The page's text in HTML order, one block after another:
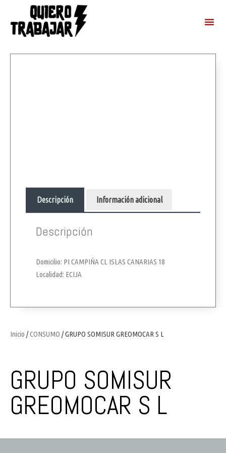
Inicio /CONSUMO / GRUPO SOMISUR GREOMOCAR S L
GRUPO SOMISUR
GREOMOCAR S L
Descripción Información adicional
Descripción
Domicilio: PI CAMPIÑA CL ISLAS CANARIAS 18
Localidad: ECIJA